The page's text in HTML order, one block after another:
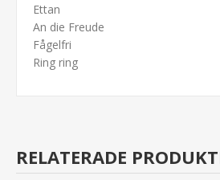
Ettan
An die Freude
Fågelfri
Ring ring
RELATERADE